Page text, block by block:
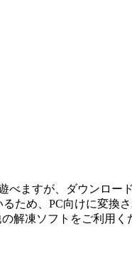
ますが、ダウンロー
め、PC向けに変換
解凍ソフトをご利用く